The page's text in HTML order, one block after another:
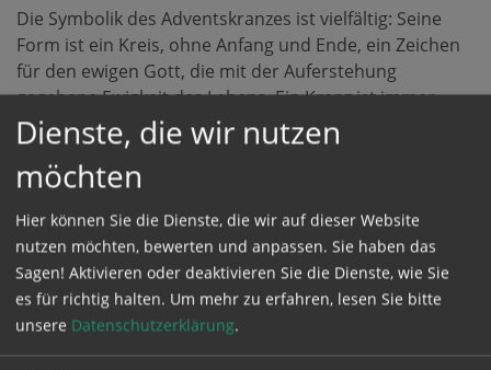
Die Symbolik des Adventskranzes ist vielfältig: Seine
Form ist ein Kreis, ohne Anfang und Ende, ein Zeichen
für den ewigen Gott, die mit der Auferstehung
gegebene Ewigkeit des Lebens. Ein Kranz ist immer
auch Symbol für besondere Ehre und Auszeichnung –
der Adventskranz ist damit ein Zeichen für den
kommenden König und Sieger Jesus Christus. Die
der Hoffnung deuten und verweisen bereits auf den
weihnachtlichen Christbaum. Die Kerzen symbolisieren
schließlich die vier Adventssonntage: Sie erinnern an
Christus, das Licht der Welt, das jeden Menschen
erleuchtet. Auch in der Farbe der Kerzen lässt sich eine
Dienste, die wir nutzen
möchten
Hier können Sie die Dienste, die wir auf dieser Website
nutzen möchten, bewerten und anpassen. Sie haben das
Sagen! Aktivieren oder deaktivieren Sie die Dienste, wie Sie
es für richtig halten. Um mehr zu erfahren, lesen Sie bitte
unsere Datenschutzerklärung.